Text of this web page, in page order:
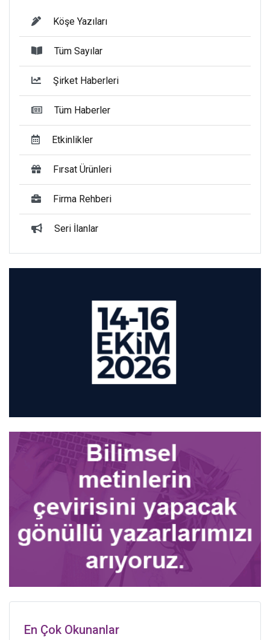
Köşe Yazıları
Tüm Sayılar
Şirket Haberleri
Tüm Haberler
Etkinlikler
Fırsat Ürünleri
Firma Rehberi
Seri İlanlar
En Çok Okunanlar